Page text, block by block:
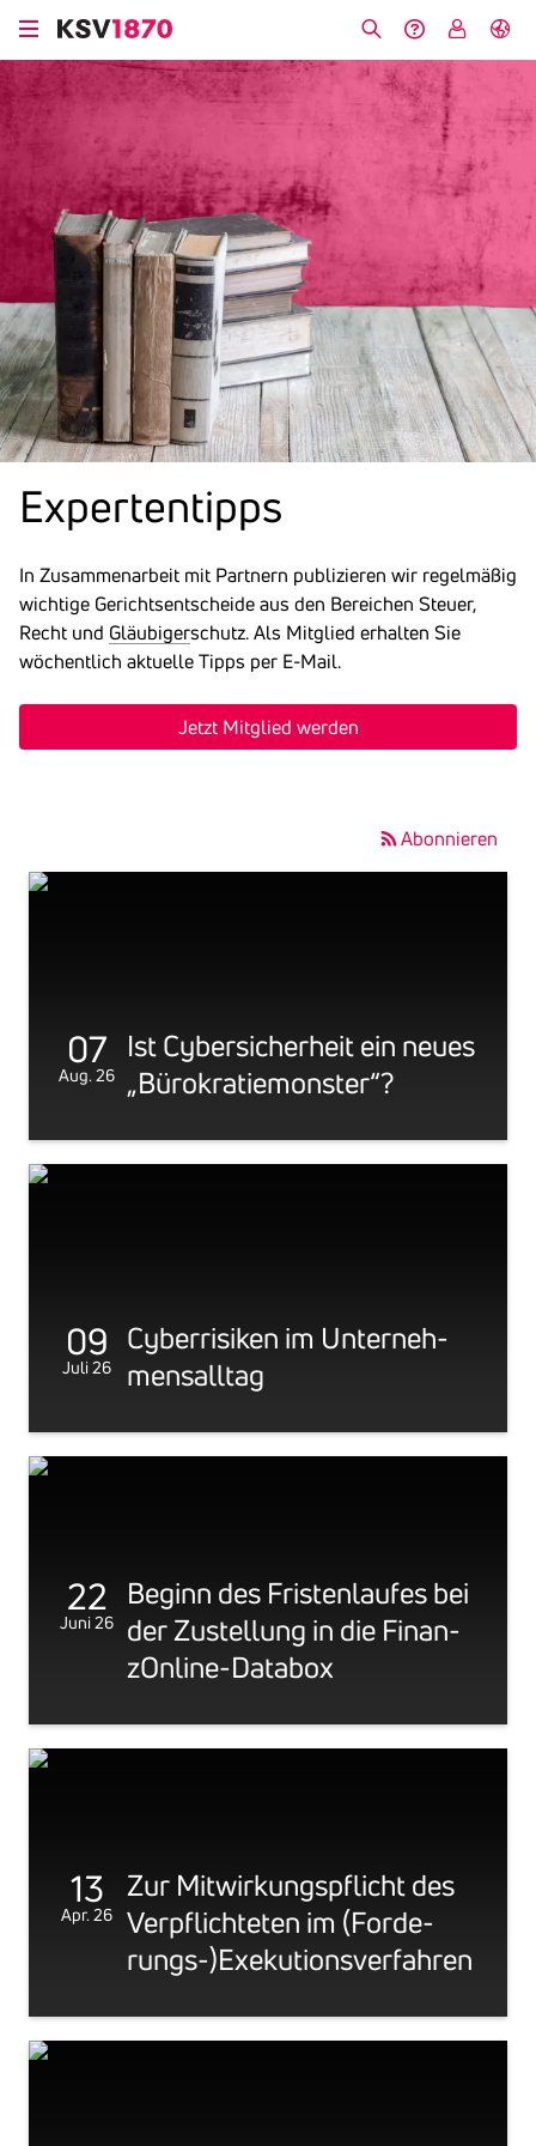
Direkt
zum
Inhalt
Kontakt
KSV
Exper­ten­tipps
In Zusammenarbeit mit Partnern publizieren wir regelmäßig
wichtige Gerichtsentscheide aus den Bereichen Steuer,
Recht und Gläubigerschutz. Als Mitglied erhalten Sie
wöchentlich aktuelle Tipps per E-Mail.
Jetzt Mitglied werden
Abonnieren
07
Aug. 26
Ist Cyber­si­cher­heit ein neues
„Büro­kra­tie­monster“?
09
Juli 26
Cyber­ri­siken im Unter­neh­
mens­alltag
22
Juni 26
Beginn des Fris­ten­laufes bei
der Zustel­lung in die Finan­
zOn­line-Databox
13
Apr. 26
Zur Mitwir­kungs­pflicht des
Verpflich­teten im (Forde­
rungs-)Exeku­ti­ons­ver­fahren